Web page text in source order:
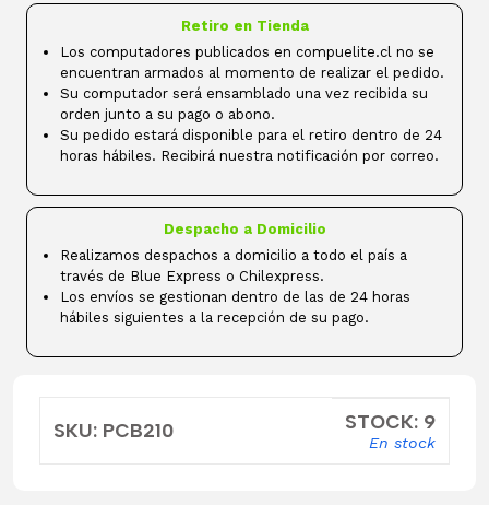
Retiro en Tienda
Los computadores publicados en compuelite.cl no se
encuentran armados al momento de realizar el pedido.
Su computador será ensamblado una vez recibida su
orden junto a su pago o abono.
Su pedido estará disponible para el retiro dentro de 24
horas hábiles. Recibirá nuestra notificación por correo.
Despacho a Domicilio
Realizamos despachos a domicilio a todo el país a
través de Blue Express o Chilexpress.
Los envíos se gestionan dentro de las de 24 horas
hábiles siguientes a la recepción de su pago.
SKU: PCB210 STOCK: 9
En stock